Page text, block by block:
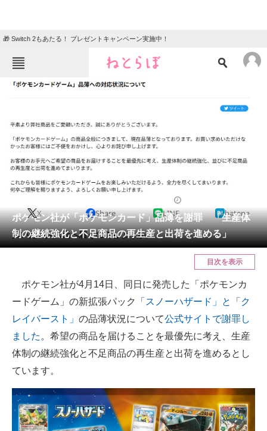
🎁 Switch 2もあたる！ プレゼントキャンペーン実施中！
ねとらぼメニュー
エンタメ クイズ
グルメ 地域
住まい
動物 リサーチ
会員記事
メディア
ITの今と未来を見通す
スマホと通信の最新トレンド
進化するPCとデバイスの未来
好きが集まる 比べて選べる
ビジネスと働き方のヒント
AI活用のいまが分かる
ポケモン社が「ポケモンカード」品薄を謝罪 「生産体
制の継続強化と不足商品の再生産と出荷を進める」
X Share LINE hatena
買いたい人の元へ届くのでしょうか。
目次を表示
ポケモン社が4月14日、同日に発売した「ポケモンカ
ードゲーム」の新拡張パック
「スノーハザード」と「ク
レイバースト」 の品薄状況について公式サイトで謝罪し
ました 。希望の商品を届けることを最優先に考え、生産
体制の継続強化と不足商品の再生産と出荷を進めるとし
ています。